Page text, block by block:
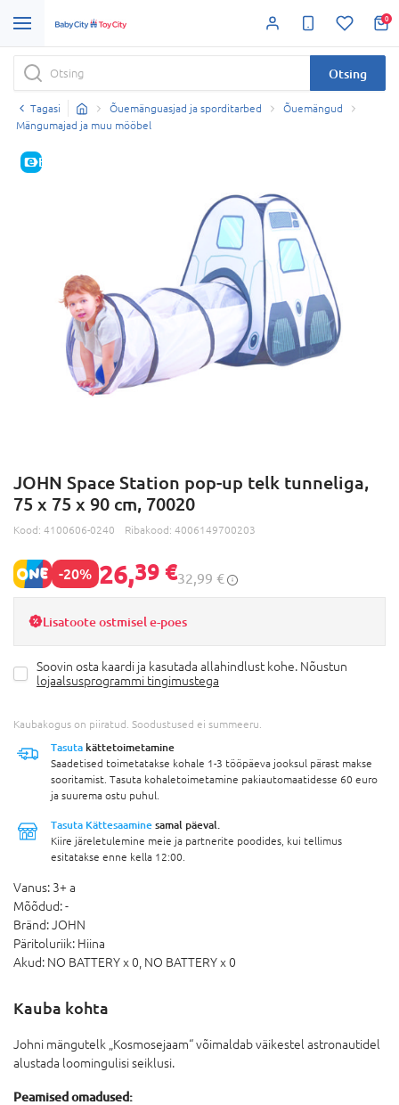
0
Otsing
Tagasi Õuemänguasjad ja sporditarbed
Õuemängud
Mängumajad ja muu mööbel
E-HIND
JOHN Space Station pop-up telk tunneliga,
75 x 75 x 90 cm, 70020
Kood: 4100606-0240 Ribakood: 4006149700203
-20% 26,39 €32,99 €
Lisatoote ostmisel e-poes
Soovin osta kaardi ja kasutada allahindlust kohe. Nõustun
lojaalsusprogrammi tingimustega
Kaubakogus on piiratud. Soodustused ei summeeru.
Tasuta kättetoimetamine
Saadetised toimetatakse kohale 1-3 tööpäeva jooksul pärast makse
sooritamist. Tasuta kohaletoimetamine pakiautomaatidesse 60 euro
ja suurema ostu puhul.
Tasuta Kättesaamine samal päeval.
Kiire järeletulemine meie ja partnerite poodides, kui tellimus
esitatakse enne kella 12:00.
Vanus: 3+ a
Mõõdud:-
Bränd:JOHN
Päritoluriik: Hiina
Akud: NO BATTERY x 0, NO BATTERY x 0
Kauba kohta
Johni mängutelk „Kosmosejaam“ võimaldab väikestel astronautidel
alustada loomingulisi seiklusi.
Peamised omadused: